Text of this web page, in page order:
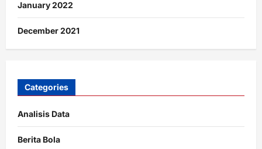
January 2022
December 2021
Categories
Analisis Data
Berita Bola